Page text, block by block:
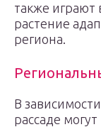
также играют
растение
региона.
В
рассаде